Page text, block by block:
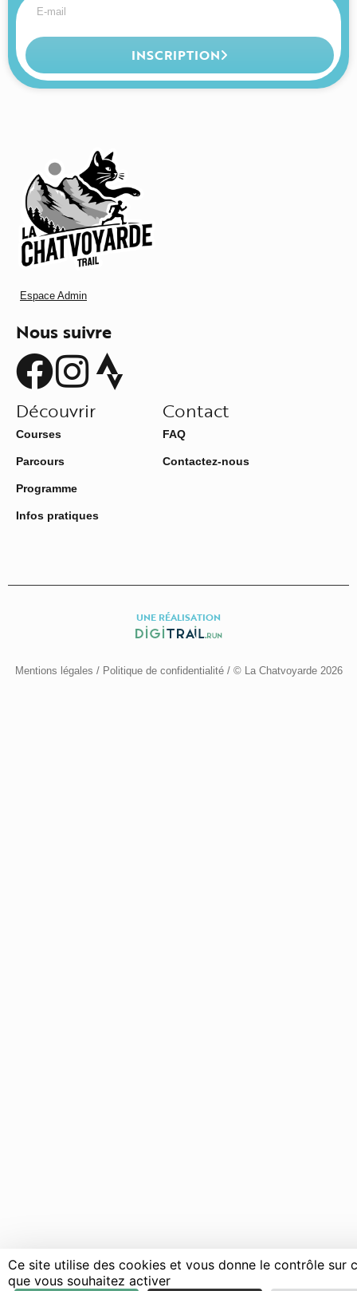
INSCRIPTION
Espace Admin
Nous suivre
Découvrir
Courses
Parcours
Programme
Infos pratiques
Contact
FAQ
Contactez-nous
UNE RÉALISATION
Mentions légales /Politique de confidentialité/ © La Chatvoyarde 2026
Ce site utilise des cookies et vous donne le contrôle sur
que vous souhaitez activer